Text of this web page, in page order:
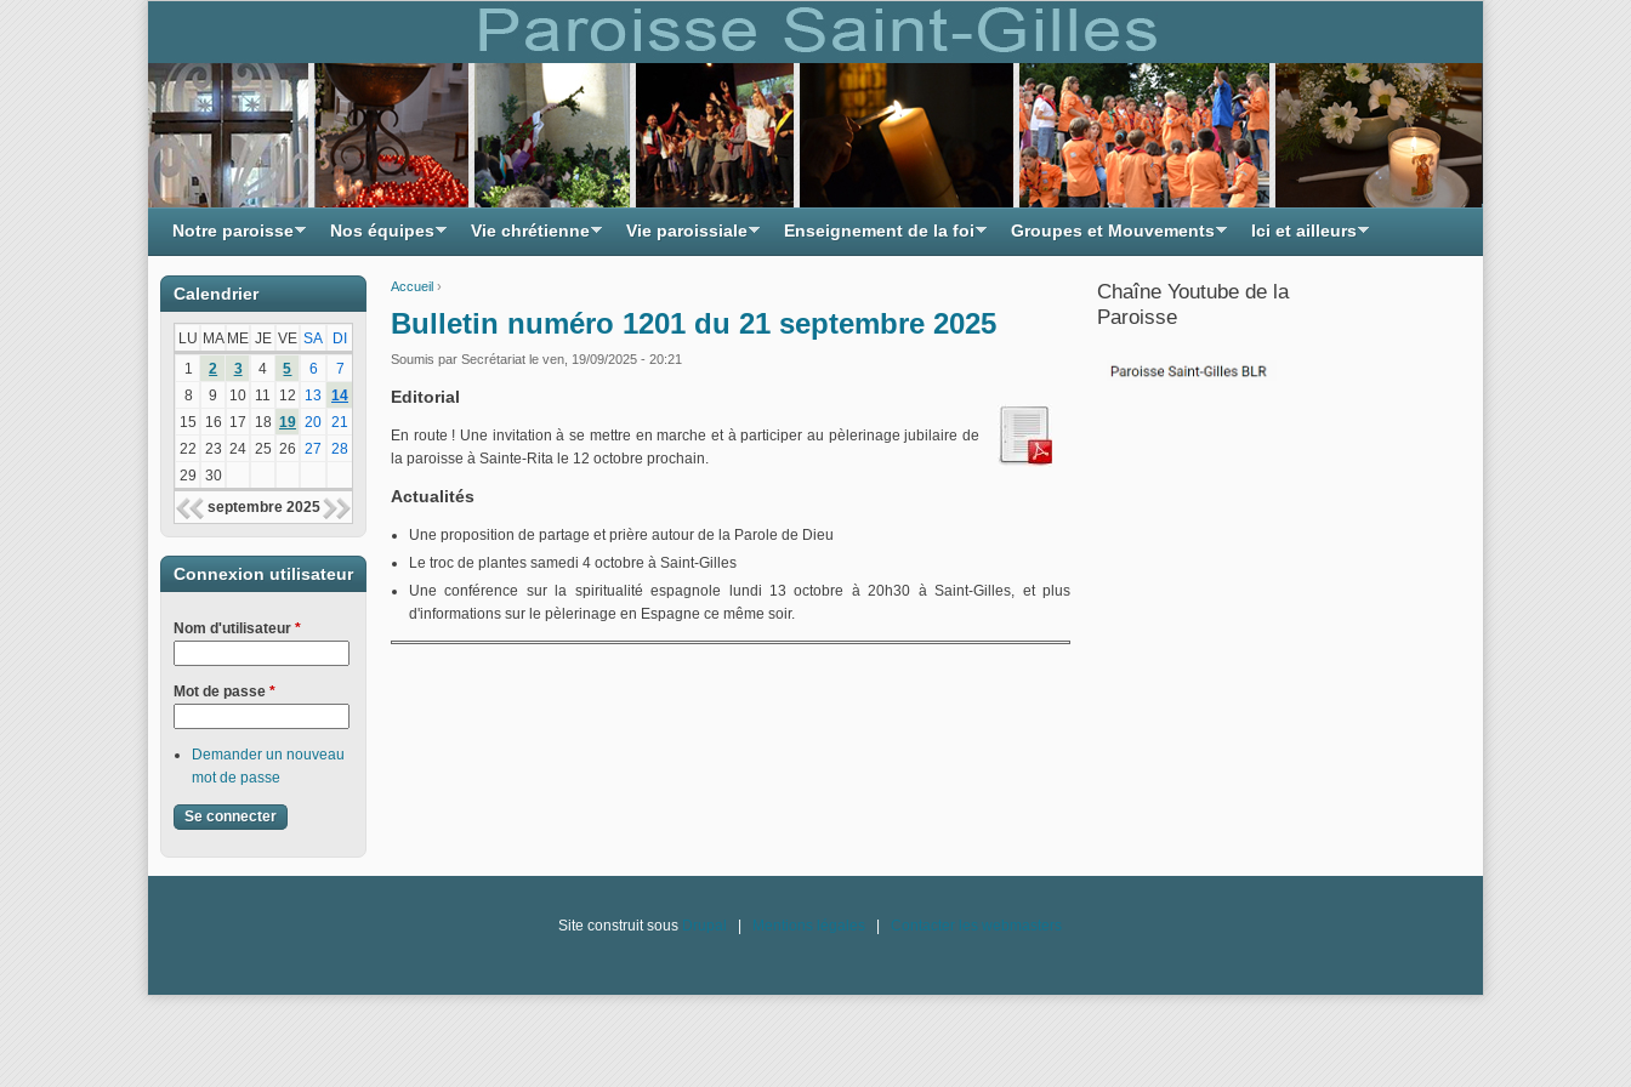
Accueil ›
Bulletin numéro 1201 du 21 septembre 2025
Soumis par Secrétariat le ven, 19/09/2025 - 20:21
Editorial
En route ! Une invitation à se mettre en marche et à participer au pèlerinage jubilaire de
la paroisse à Sainte-Rita le 12 octobre prochain.
Actualités
Une proposition de partage et prière autour de la Parole de Dieu
Le troc de plantes samedi 4 octobre à Saint-Gilles
Une conférence sur la spiritualité espagnole lundi 13 octobre à 20h30 à Saint-Gilles, et plus
d'informations sur le pèlerinage en Espagne ce même soir.
Notre paroisse Nos équipes Vie chrétienne Vie paroissiale Enseignement de la foi Groupes et Mouvements Ici et ailleurs
Calendrier
LU MA ME JE VE SA
DI
1
2 3 4 5 6
7
8
9 10 11 12 13 14
15
16 17 18 19 20 21
22 23 24 25 26 27
28
29 30
septembre 2025
Connexion utilisateur
Nom d'utilisateur *
Mot de passe *
Demander un nouveau
mot de passe
Chaîne Youtube de la
Paroisse
Site construit sous Drupal Mentions légales Contacter les webmasters